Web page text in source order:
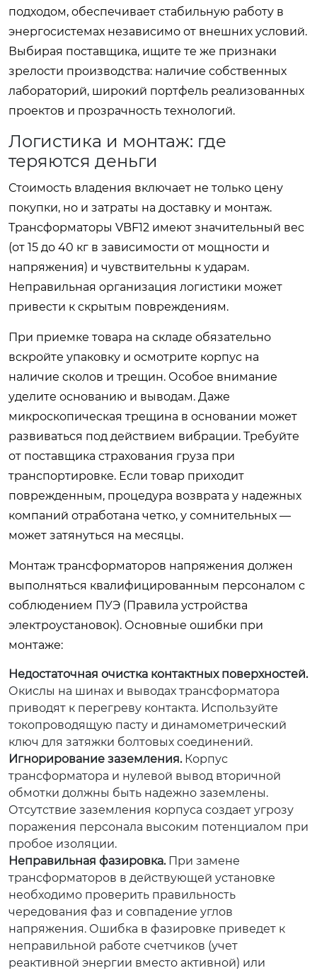
подходом, обеспечивает стабильную работу в
энергосистемах независимо от внешних условий.
Выбирая поставщика, ищите те же признаки
зрелости производства: наличие собственных
лабораторий, широкий портфель реализованных
проектов и прозрачность технологий.
Логистика и монтаж: где
теряются деньги
Стоимость владения включает не только цену
покупки, но и затраты на доставку и монтаж.
Трансформаторы VBF12 имеют значительный вес
(от 15 до 40 кг в зависимости от мощности и
напряжения) и чувствительны к ударам.
Неправильная организация логистики может
привести к скрытым повреждениям.
При приемке товара на складе обязательно
вскройте упаковку и осмотрите корпус на
наличие сколов и трещин. Особое внимание
уделите основанию и выводам. Даже
микроскопическая трещина в основании может
развиваться под действием вибрации. Требуйте
от поставщика страхования груза при
транспортировке. Если товар приходит
поврежденным, процедура возврата у надежных
компаний отработана четко, у сомнительных —
может затянуться на месяцы.
Монтаж трансформаторов напряжения должен
выполняться квалифицированным персоналом с
соблюдением ПУЭ (Правила устройства
электроустановок). Основные ошибки при
монтаже:
Недостаточная очистка контактных поверхностей.
Окислы на шинах и выводах трансформатора
приводят к перегреву контакта. Используйте
токопроводящую пасту и динамометрический
ключ для затяжки болтовых соединений.
Игнорирование заземления.Корпус
трансформатора и нулевой вывод вторичной
обмотки должны быть надежно заземлены.
Отсутствие заземления корпуса создает угрозу
поражения персонала высоким потенциалом при
пробое изоляции.
Неправильная фазировка.При замене
трансформаторов в действующей установке
необходимо проверить правильность
чередования фаз и совпадение углов
напряжения. Ошибка в фазировке приведет к
неправильной работе счетчиков (учет
реактивной энергии вместо активной) или